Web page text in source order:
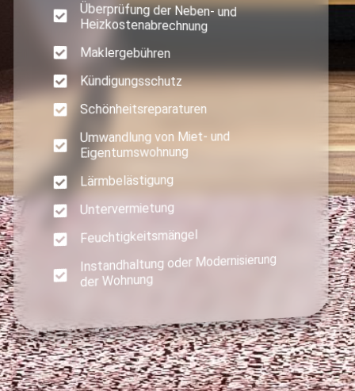
Überprüfung der Neben- und
Heizkostenabrechnung
Maklergebühren
Kündigungsschutz
Schönheitsreparaturen
Umwandlung von Miet- und
Eigentumswohnung
Lärmbelästigung
Untervermietung
Feuchtigkeitsmängel
Instandhaltung oder Modernisierung
der Wohnung